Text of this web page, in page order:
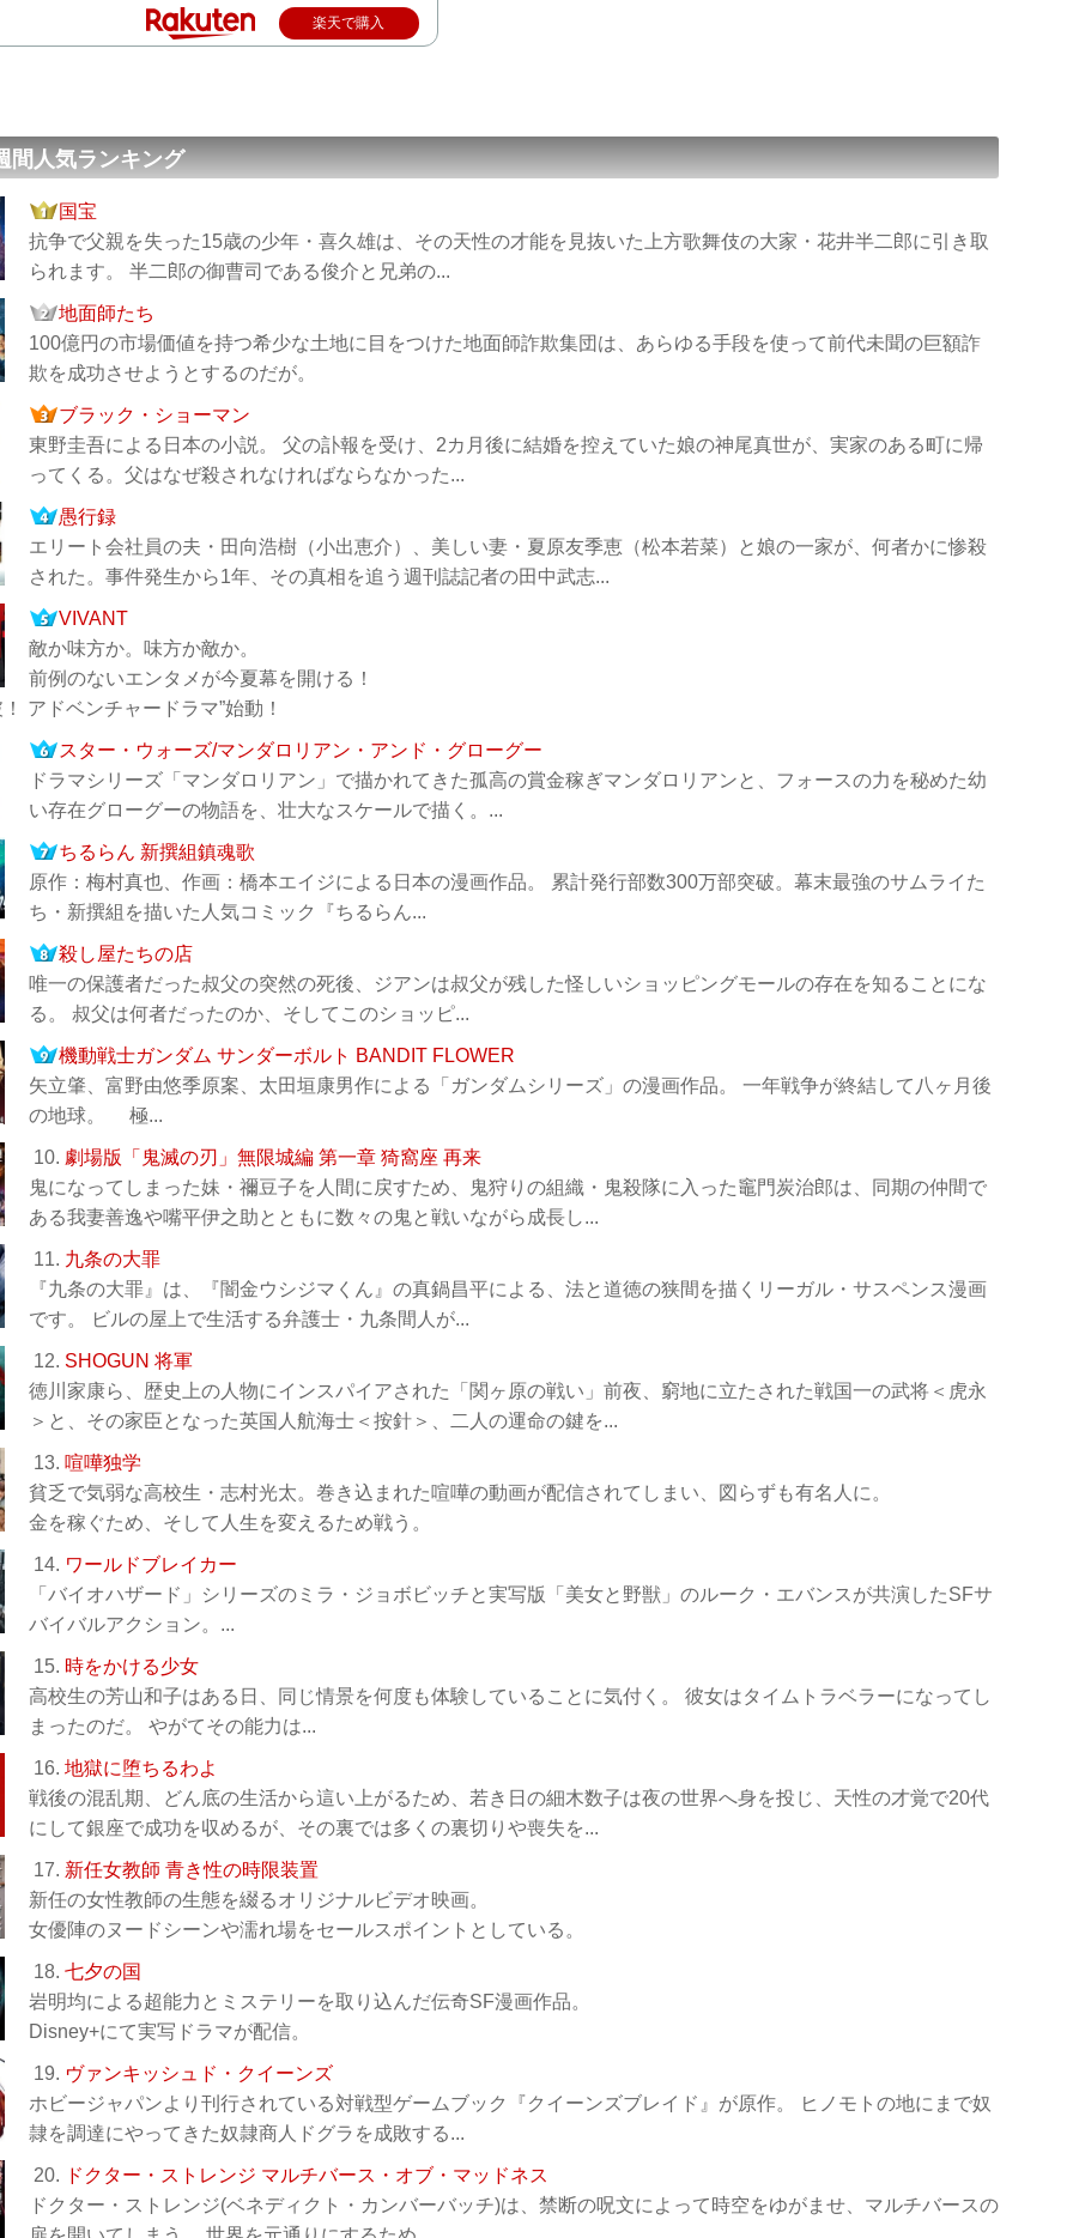
楽天で購入
間人気ランキング
国宝
抗争で父親を失った15歳の少年・喜久雄は、その天性の才能を見抜いた上方歌舞伎の大家・花井半二郎に引き取
られます。 半二郎の御曹司である俊介と兄弟の...
地面師たち
100億円の市場価値を持つ希少な土地に目をつけた地面師詐欺集団は、あらゆる手段を使って前代未聞の巨額詐
欺を成功させようとするのだが。
ブラック・ショーマン
東野圭吾による日本の小説。 父の訃報を受け、2カ月後に結婚を控えていた娘の神尾真世が、実家のある町に帰
ってくる。父はなぜ殺されなければならなかった...
愚行録
エリート会社員の夫・田向浩樹（小出恵介）、美しい妻・夏原友季恵（松本若菜）と娘の一家が、何者かに惨殺
された。事件発生から1年、その真相を追う週刊誌記者の田中武志...
VIVANT
敵か味方か。味方か敵か。
前例のないエンタメが今夏幕を開ける！
アドベンチャードラマ”始動！
スター・ウォーズ/マンダロリアン・アンド・グローグー
ドラマシリーズ「マンダロリアン」で描かれてきた孤高の賞金稼ぎマンダロリアンと、フォースの力を秘めた幼
い存在グローグーの物語を、壮大なスケールで描く。...
ちるらん 新撰組鎮魂歌
原作：梅村真也、作画：橋本エイジによる日本の漫画作品。 累計発行部数300万部突破。幕末最強のサムライた
ち・新撰組を描いた人気コミック『ちるらん...
殺し屋たちの店
唯一の保護者だった叔父の突然の死後、ジアンは叔父が残した怪しいショッピングモールの存在を知ることにな
る。 叔父は何者だったのか、そしてこのショッピ...
機動戦士ガンダム サンダーボルト BANDIT FLOWER
矢立肇、富野由悠季原案、太田垣康男作による「ガンダムシリーズ」の漫画作品。 一年戦争が終結して八ヶ月後
の地球。 極...
10. 劇場版「鬼滅の刃」無限城編 第一章 猗窩座 再来
鬼になってしまった妹・禰󠄀豆子を人間に戻すため、鬼狩りの組織・鬼殺隊に入った竈門炭治郎は、同期の仲間で
ある我妻善逸や嘴平伊之助とともに数々の鬼と戦いながら成長し...
11. 九条の大罪
『九条の大罪』は、『闇金ウシジマくん』の真鍋昌平による、法と道徳の狭間を描くリーガル・サスペンス漫画
です。 ビルの屋上で生活する弁護士・九条間人が...
12. SHOGUN 将軍
徳川家康ら、歴史上の人物にインスパイアされた「関ヶ原の戦い」前夜、窮地に立たされた戦国一の武将＜虎永
＞と、その家臣となった英国人航海士＜按針＞、二人の運命の鍵を...
13. 喧嘩独学
貧乏で気弱な高校生・志村光太。巻き込まれた喧嘩の動画が配信されてしまい、図らずも有名人に。
金を稼ぐため、そして人生を変えるため戦う。
14. ワールドブレイカー
「バイオハザード」シリーズのミラ・ジョボビッチと実写版「美女と野獣」のルーク・エバンスが共演したSFサ
バイバルアクション。...
15. 時をかける少女
高校生の芳山和子はある日、同じ情景を何度も体験していることに気付く。 彼女はタイムトラベラーになってし
まったのだ。 やがてその能力は...
16. 地獄に堕ちるわよ
戦後の混乱期、どん底の生活から這い上がるため、若き日の細木数子は夜の世界へ身を投じ、天性の才覚で20代
にして銀座で成功を収めるが、その裏では多くの裏切りや喪失を...
17. 新任女教師 青き性の時限装置
新任の女性教師の生態を綴るオリジナルビデオ映画。
女優陣のヌードシーンや濡れ場をセールスポイントとしている。
18. 七夕の国
岩明均による超能力とミステリーを取り込んだ伝奇SF漫画作品。
Disney+にて実写ドラマが配信。
19. ヴァンキッシュド・クイーンズ
ホビージャパンより刊行されている対戦型ゲームブック『クイーンズブレイド』が原作。 ヒノモトの地にまで奴
隷を調達にやってきた奴隷商人ドグラを成敗する...
20. ドクター・ストレンジ マルチバース・オブ・マッドネス
ドクター・ストレンジ(ベネディクト・カンバーバッチ)は、禁断の呪文によって時空をゆがませ、マルチバースの